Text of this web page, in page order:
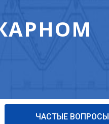
ЧАСТЫЕ ВОПРОСЫ